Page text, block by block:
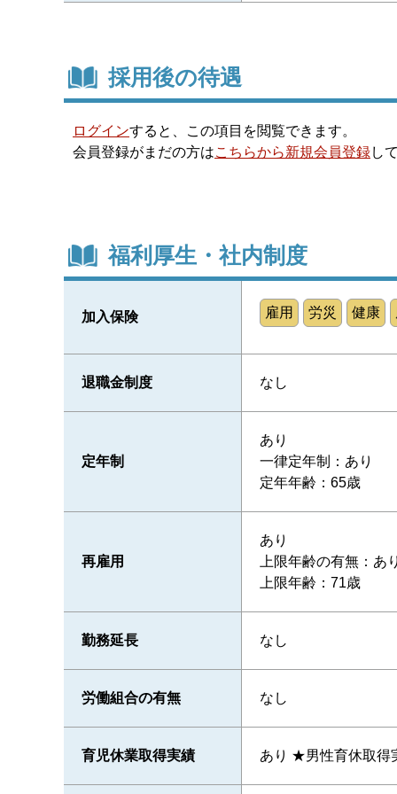
採用後の待遇
ログインすると、この項目を閲覧できます。
会員登録がまだの方はこちらから新規会員登録し
福利厚生・社内制度
加入保険 雇用 労災 健康
退職金制度 なし
定年制
あり
一律定年制：あり
定年年齢：65歳
再雇用
あり
上限年齢の有無：あり
上限年齢：71歳
勤務延長 なし
労働組合の有無 なし
育児休業取得実績 あり ★男性育休取得